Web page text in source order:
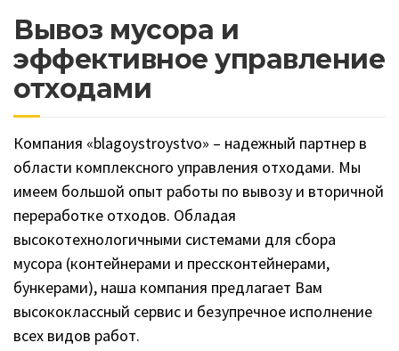
Вывоз мусора и
эффективное управление
отходами
Компания «blagoystroystvo» – надежный партнер в
области комплексного управления отходами. Мы
имеем большой опыт работы по вывозу и вторичной
переработке отходов. Обладая
высокотехнологичными системами для сбора
мусора (контейнерами и прессконтейнерами,
бункерами), наша компания предлагает Вам
высококлассный сервис и безупречное исполнение
всех видов работ.